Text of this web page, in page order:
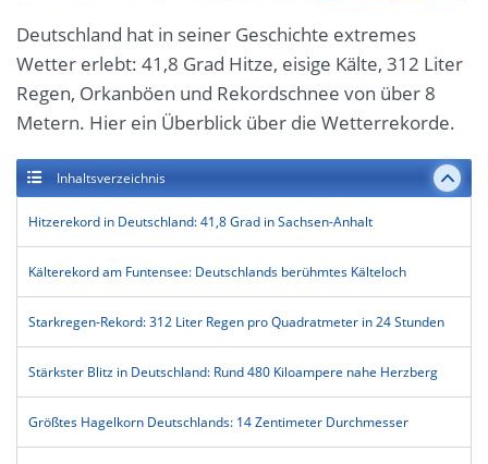
Deutschland hat in seiner Geschichte extremes
Wetter erlebt: 41,8 Grad Hitze, eisige Kälte, 312 Liter
Regen, Orkanböen und Rekordschnee von über 8
Metern. Hier ein Überblick über die Wetterrekorde.
Inhaltsverzeichnis
Hitzerekord in Deutschland: 41,8 Grad in Sachsen-Anhalt
Kälterekord am Funtensee: Deutschlands berühmtes Kälteloch
Starkregen-Rekord: 312 Liter Regen pro Quadratmeter in 24 Stunden
Stärkster Blitz in Deutschland: Rund 480 Kiloampere nahe Herzberg
Größtes Hagelkorn Deutschlands: 14 Zentimeter Durchmesser